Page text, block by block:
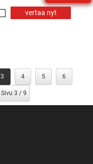
vertaa nyt
3 4 5 6
Sivu 3 / 9